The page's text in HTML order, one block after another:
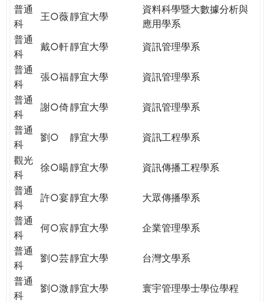
普通
科
王○薇靜宜大學
資料科學暨大數據分析與
應用學系
普通
科
戴○軒靜宜大學
資訊管理學系
普通
科
張○福靜宜大學
資訊管理學系
普通
科
謝○倚靜宜大學
資訊管理學系
普通
科
劉○ 靜宜大學
資訊工程學系
觀光
科
徐○暘靜宜大學
資訊傳播工程學系
普通
科
許○宴靜宜大學
大眾傳播學系
普通
科
何○宸靜宜大學
企業管理學系
普通
科
劉○芸靜宜大學
台灣文學系
普通
科
劉○溦靜宜大學
寰宇管理學士學位學程